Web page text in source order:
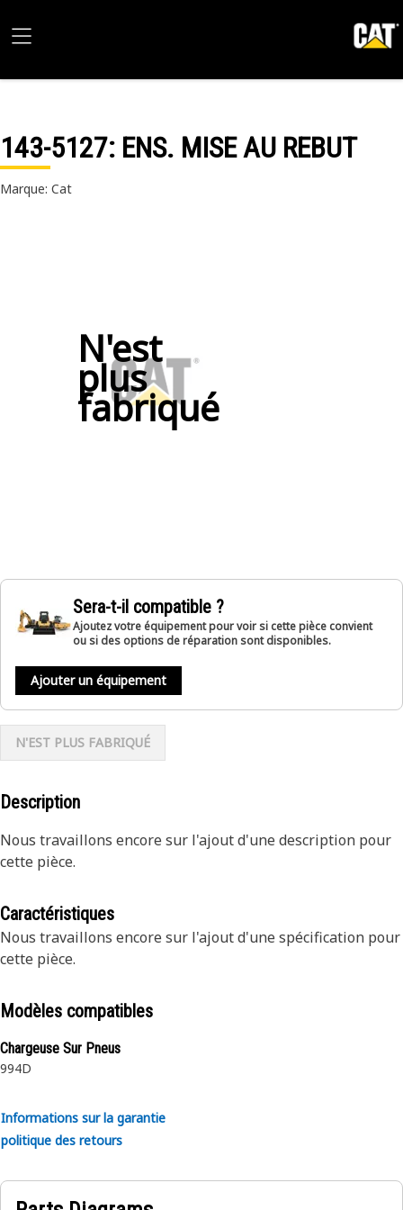
143-5127: ENS. MISE AU REBUT
Marque: Cat
N'est
plus
fabriqué
Sera-t-il compatible ?
Ajoutez votre équipement pour voir si cette pièce convient
ou si des options de réparation sont disponibles.
Ajouter un équipement
N'EST PLUS FABRIQUÉ
Description
Nous travaillons encore sur l'ajout d'une description pour
cette pièce.
Caractéristiques
Nous travaillons encore sur l'ajout d'une spécification pour
cette pièce.
Modèles compatibles
Chargeuse Sur Pneus
994D
Informations sur la garantie
politique des retours